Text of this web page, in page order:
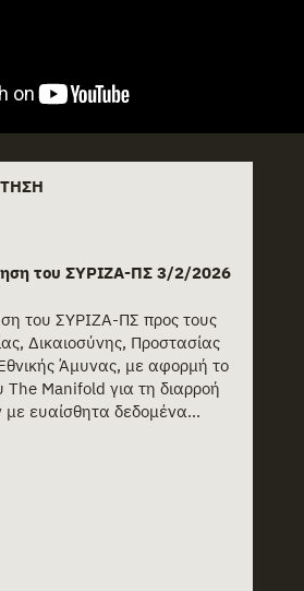
του ΣΥΡΙΖΑ-ΠΣ 3/2/2026
του ΣΥΡΙΖΑ-ΠΣ προς τους
Δικαιοσύνης, Προστασίας
Άμυνας, με αφορμή το
The Manifold για τη διαρροή
ευαίσθητα δεδομένα...